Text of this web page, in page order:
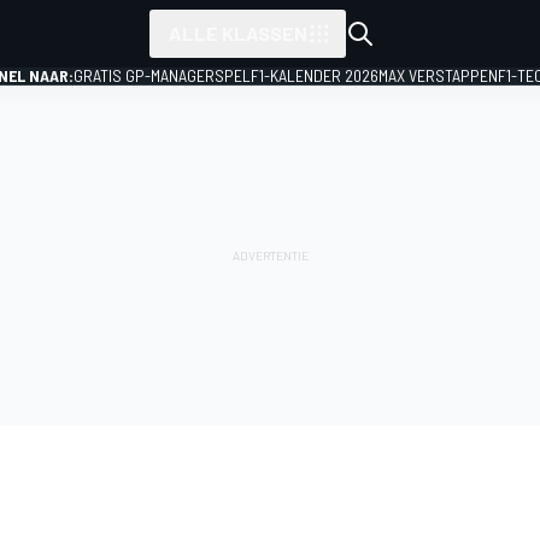
NAAR:GRATIS GP-MANAGERSPEL F1-KALENDER 2026MAX VERSTAPPENF1-